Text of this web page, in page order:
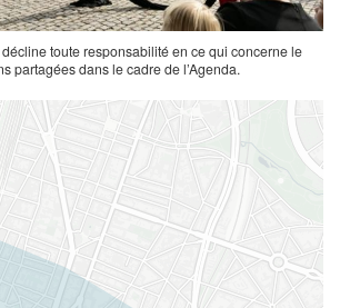
toute responsabilité en ce qui concerne le
partagées dans le cadre de l’Agenda.